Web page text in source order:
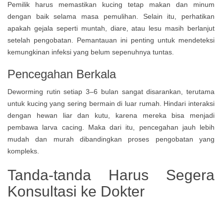
Pemilik harus memastikan kucing tetap makan dan minum
dengan baik selama masa pemulihan. Selain itu, perhatikan
apakah gejala seperti muntah, diare, atau lesu masih berlanjut
setelah pengobatan. Pemantauan ini penting untuk mendeteksi
kemungkinan infeksi yang belum sepenuhnya tuntas.
Pencegahan Berkala
Deworming rutin setiap 3–6 bulan sangat disarankan, terutama
untuk kucing yang sering bermain di luar rumah. Hindari interaksi
dengan hewan liar dan kutu, karena mereka bisa menjadi
pembawa larva cacing. Maka dari itu, pencegahan jauh lebih
mudah dan murah dibandingkan proses pengobatan yang
kompleks.
Tanda-tanda Harus Segera
Konsultasi ke Dokter